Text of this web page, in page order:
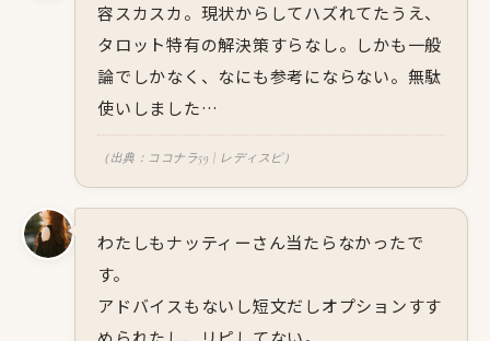
容スカスカ。現状からしてハズれてたうえ、
タロット特有の解決策すらなし。しかも一般
論でしかなく、なにも参考にならない。無駄
使いしました…
（出典：ココナラ59 | レディスピ）
わたしもナッティーさん当たらなかったで
す。
アドバイスもないし短文だしオプションすす